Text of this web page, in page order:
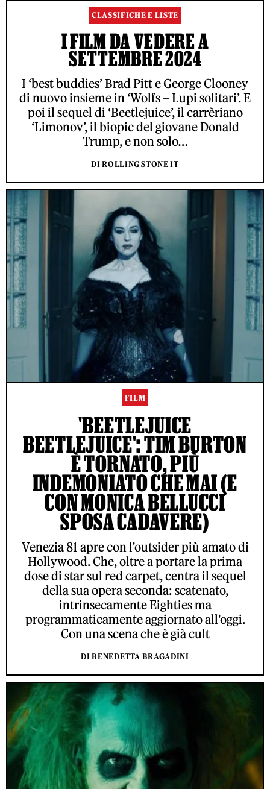
CLASSIFICHE E LISTE
I FILM DA VEDERE A
SETTEMBRE 2024
I ‘best buddies’ Brad Pitt e George Clooney
di nuovo insieme in ‘Wolfs – Lupi solitari’. E
poi il sequel di ‘Beetlejuice’, il carrèriano
‘Limonov’, il biopic del giovane Donald
Trump, e non solo…
DI ROLLING STONE IT
FILM
'BEETLEJUICE
BEETLEJUICE': TIM BURTON
È TORNATO, PIÙ
INDEMONIATO CHE MAI (E
CON MONICA BELLUCCI
SPOSA CADAVERE)
Venezia 81 apre con l'outsider più amato di
Hollywood. Che, oltre a portare la prima
dose di star sul red carpet, centra il sequel
della sua opera seconda: scatenato,
intrinsecamente Eighties ma
programmaticamente aggiornato all'oggi.
Con una scena che è già cult
DI BENEDETTA BRAGADINI